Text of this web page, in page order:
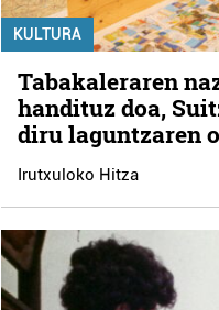
KULTURA
Tabakaleraren
handituz doa,
diru laguntzaren
Irutxuloko Hitza